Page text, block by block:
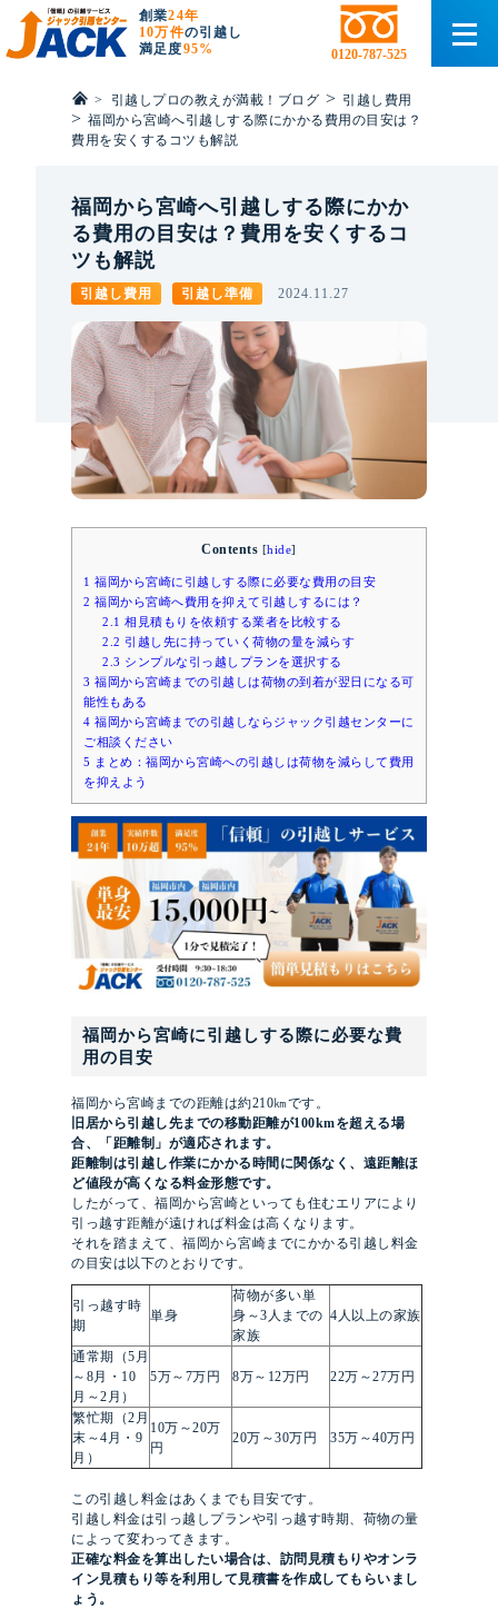
創業24年
10万件の引越し
満足度95% 0120-787-525
> 引越しプロの教えが満載！ブログ > 引越し費用
> 福岡から宮崎へ引越しする際にかかる費用の目安は？
費用を安くするコツも解説
福岡から宮崎へ引越しする際にかか
る費用の目安は？費用を安くするコ
ツも解説
引越し費用 引越し準備 2024.11.27
Contents [hide]
1 福岡から宮崎に引越しする際に必要な費用の目安
2 福岡から宮崎へ費用を抑えて引越しするには？
2.1 相見積もりを依頼する業者を比較する
2.2 引越し先に持っていく荷物の量を減らす
2.3 シンプルな引っ越しプランを選択する
3 福岡から宮崎までの引越しは荷物の到着が翌日になる可
能性もある
4 福岡から宮崎までの引越しならジャック引越センターに
ご相談ください
5 まとめ：福岡から宮崎への引越しは荷物を減らして費用
を抑えよう
福岡から宮崎に引越しする際に必要な費
用の目安
福岡から宮崎までの距離は約210㎞です。
旧居から引越し先までの移動距離が100kmを超える場
合、「距離制」が適応されます。
距離制は引越し作業にかかる時間に関係なく、遠距離ほ
ど値段が高くなる料金形態です。
したがって、福岡から宮崎といっても住むエリアにより
引っ越す距離が遠ければ料金は高くなります。
それを踏まえて、福岡から宮崎までにかかる引越し料金
の目安は以下のとおりです。
引っ越す時
期
単身
荷物が多い単
身～3人までの
家族
4人以上の家族
通常期（5月
～8月・10
月～2月）
5万～7万円 8万～12万円 22万～27万円
繁忙期（2月
末～4月・9
月）
10万～20万
円
20万～30万円 35万～40万円
この引越し料金はあくまでも目安です。
引越し料金は引っ越しプランや引っ越す時期、荷物の量
によって変わってきます。
正確な料金を算出したい場合は、訪問見積もりやオンラ
イン見積もり等を利用して見積書を作成してもらいまし
ょう。